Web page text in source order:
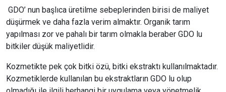
GDO’ nun başlıca üretilme sebeplerinden birisi de maliyet
düşürmek ve daha fazla verim almaktır. Organik tarım
yapılması zor ve pahalı bir tarım olmakla beraber GDO lu
bitkiler düşük maliyetlidir.
Kozmetikte pek çok bitki özü, bitki ekstraktı kullanılmaktadır.
Kozmetiklerde kullanılan bu ekstraktların GDO lu olup